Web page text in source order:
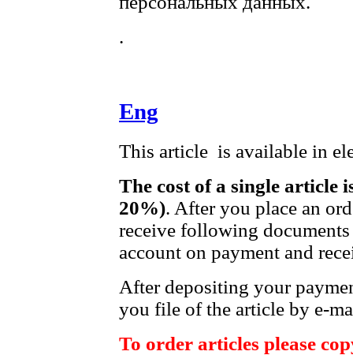
.
Eng
This article is available in
The cost of a single article
20%). After you place an
receive following
account on payment and
After depositing your
you file of the article by e-
To order articles please